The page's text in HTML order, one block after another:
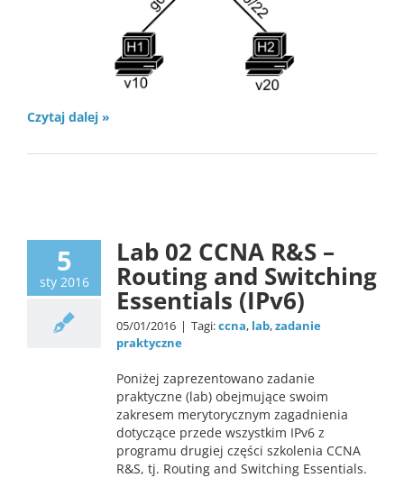
Czytaj dalej »
5
sty 2016
Lab 02 CCNA R&S –
Routing and Switching
Essentials (IPv6)
05/01/2016 | Tagi:ccna, lab,zadanie
praktyczne
Poniżej zaprezentowano zadanie
praktyczne (lab) obejmujące swoim
zakresem merytorycznym zagadnienia
dotyczące przede wszystkim IPv6 z
programu drugiej części szkolenia CCNA
R&S, tj. Routing and Switching Essentials.